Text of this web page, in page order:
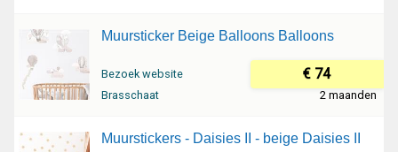
Muursticker Beige Balloons Balloons
Bezoek website € 74
Brasschaat 2 maanden
Muurstickers - Daisies II - beige Daisies II